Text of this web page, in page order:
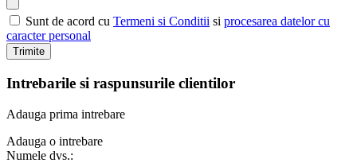
Sunt de acord cu Termeni si Conditii si procesarea datelor cu
caracter personal
Trimite
Intrebarile si raspunsurile clientilor
Adauga prima intrebare
Adauga o intrebare
Numele dvs.: